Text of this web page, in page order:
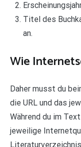
Titel des
an.
Wie
Daher musst du
die URL und das
Während du im
jeweilige